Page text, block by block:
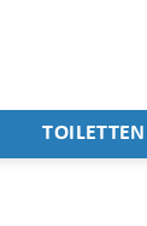
TOILETTEN